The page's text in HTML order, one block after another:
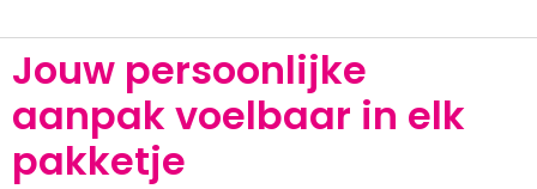
Jouw persoonlijke
aanpak voelbaar in elk
pakketje